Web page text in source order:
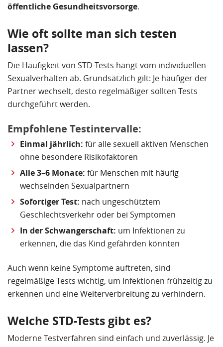
öffentliche Gesundheitsvorsorge.
Wie oft sollte man sich testen
lassen?
Die Häufigkeit von STD-Tests hängt vom individuellen
Sexualverhalten ab. Grundsätzlich gilt: Je häufiger der
Partner wechselt, desto regelmäßiger sollten Tests
durchgeführt werden.
Empfohlene Testintervalle:
Einmal jährlich: für alle sexuell aktiven Menschen
ohne besondere Risikofaktoren
Alle 3–6 Monate: für Menschen mit häufig
wechselnden Sexualpartnern
Sofortiger Test: nach ungeschütztem
Geschlechtsverkehr oder bei Symptomen
In der Schwangerschaft: um Infektionen zu
erkennen, die das Kind gefährden könnten
Auch wenn keine Symptome auftreten, sind
regelmäßige Tests wichtig, um Infektionen frühzeitig zu
erkennen und eine Weiterverbreitung zu verhindern.
Welche STD-Tests gibt es?
Moderne Testverfahren sind einfach und zuverlässig. Je